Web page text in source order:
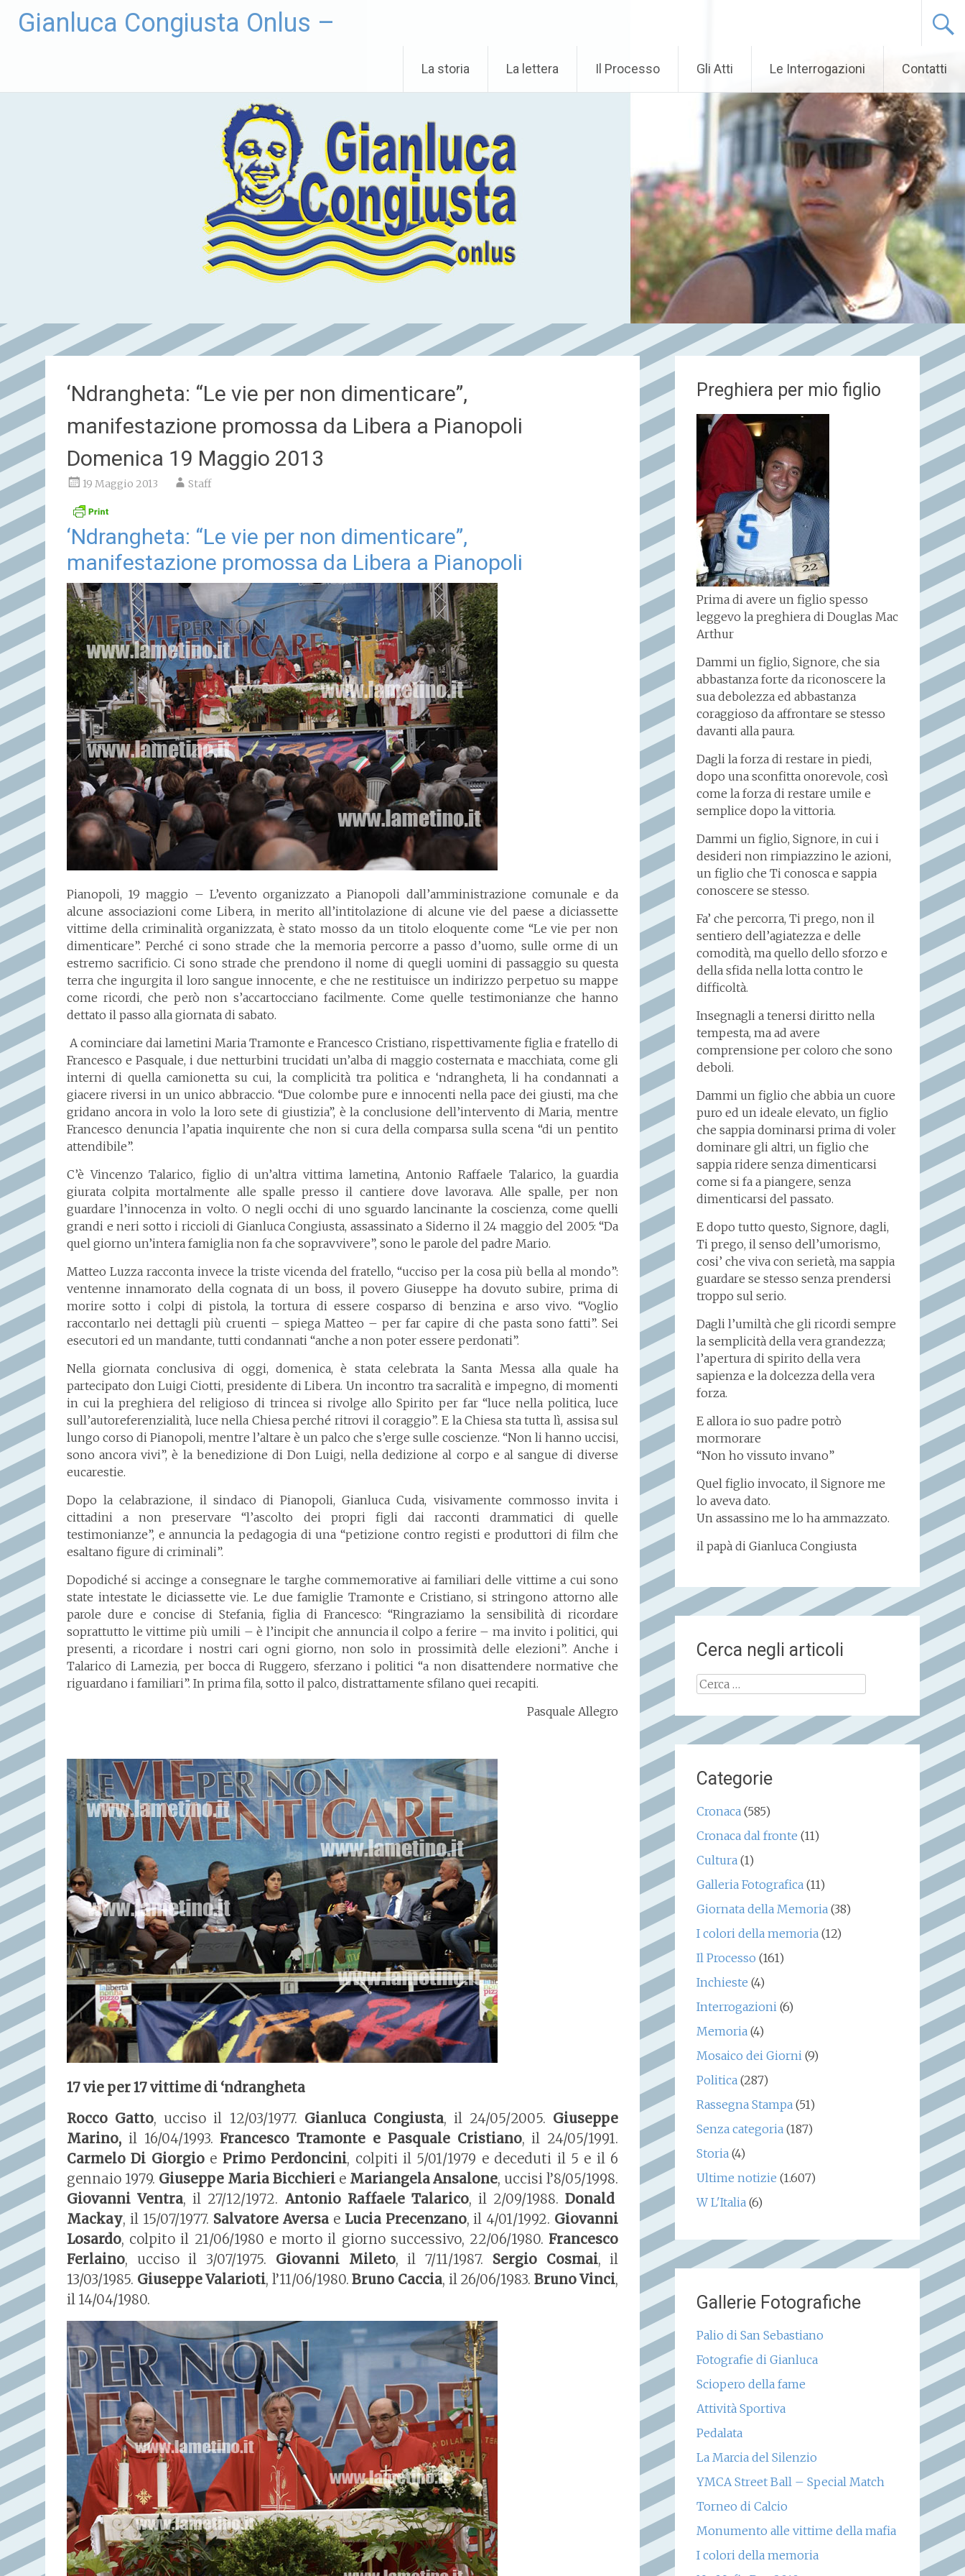
Gianluca Congiusta Onlus –
La storia La lettera Il Processo Gli Atti Le Interrogazioni Contatti
‘Ndrangheta: “Le vie per non dimenticare”,
manifestazione promossa da Libera a Pianopoli
Domenica 19 Maggio 2013
19 Maggio 2013 Staff
‘Ndrangheta: “Le vie per non dimenticare”,
manifestazione promossa da Libera a Pianopoli
Pianopoli, 19 maggio – L’evento organizzato a Pianopoli dall’amministrazione comunale e da
alcune associazioni come Libera, in merito all’intitolazione di alcune vie del paese a diciassette
vittime della criminalità organizzata, è stato mosso da un titolo eloquente come “Le vie per non
dimenticare”. Perché ci sono strade che la memoria percorre a passo d’uomo, sulle orme di un
estremo sacrificio. Ci sono strade che prendono il nome di quegli uomini di passaggio su questa
terra che ingurgita il loro sangue innocente, e che ne restituisce un indirizzo perpetuo su mappe
come ricordi, che però non s’accartocciano facilmente. Come quelle testimonianze che hanno
dettato il passo alla giornata di sabato.
A cominciare dai lametini Maria Tramonte e Francesco Cristiano, rispettivamente figlia e fratello di
Francesco e Pasquale, i due netturbini trucidati un’alba di maggio costernata e macchiata, come gli
interni di quella camionetta su cui, la complicità tra politica e ‘ndrangheta, li ha condannati a
giacere riversi in un unico abbraccio. “Due colombe pure e innocenti nella pace dei giusti, ma che
gridano ancora in volo la loro sete di giustizia”, è la conclusione dell’intervento di Maria, mentre
Francesco denuncia l’apatia inquirente che non si cura della comparsa sulla scena “di un pentito
attendibile”.
C’è Vincenzo Talarico, figlio di un’altra vittima lametina, Antonio Raffaele Talarico, la guardia
giurata colpita mortalmente alle spalle presso il cantiere dove lavorava. Alle spalle, per non
guardare l’innocenza in volto. O negli occhi di uno sguardo lancinante la coscienza, come quelli
grandi e neri sotto i riccioli di Gianluca Congiusta, assassinato a Siderno il 24 maggio del 2005: “Da
quel giorno un’intera famiglia non fa che sopravvivere”, sono le parole del padre Mario.
Matteo Luzza racconta invece la triste vicenda del fratello, “ucciso per la cosa più bella al mondo”:
ventenne innamorato della cognata di un boss, il povero Giuseppe ha dovuto subire, prima di
morire sotto i colpi di pistola, la tortura di essere cosparso di benzina e arso vivo. “Voglio
raccontarlo nei dettagli più cruenti – spiega Matteo – per far capire di che pasta sono fatti”. Sei
esecutori ed un mandante, tutti condannati “anche a non poter essere perdonati”.
Nella giornata conclusiva di oggi, domenica, è stata celebrata la Santa Messa alla quale ha
partecipato don Luigi Ciotti, presidente di Libera. Un incontro tra sacralità e impegno, di momenti
in cui la preghiera del religioso di trincea si rivolge allo Spirito per far “luce nella politica, luce
sull’autoreferenzialità, luce nella Chiesa perché ritrovi il coraggio”. E la Chiesa sta tutta lì, assisa sul
lungo corso di Pianopoli, mentre l’altare è un palco che s’erge sulle coscienze. “Non li hanno uccisi,
sono ancora vivi”, è la benedizione di Don Luigi, nella dedizione al corpo e al sangue di diverse
eucarestie.
Dopo la celabrazione, il sindaco di Pianopoli, Gianluca Cuda, visivamente commosso invita i
cittadini a non preservare “l’ascolto dei propri figli dai racconti drammatici di quelle
testimonianze”, e annuncia la pedagogia di una “petizione contro registi e produttori di film che
esaltano figure di criminali”.
Dopodiché si accinge a consegnare le targhe commemorative ai familiari delle vittime a cui sono
state intestate le diciassette vie. Le due famiglie Tramonte e Cristiano, si stringono attorno alle
parole dure e concise di Stefania, figlia di Francesco: “Ringraziamo la sensibilità di ricordare
soprattutto le vittime più umili – è l’incipit che annuncia il colpo a ferire – ma invito i politici, qui
presenti, a ricordare i nostri cari ogni giorno, non solo in prossimità delle elezioni”. Anche i
Talarico di Lamezia, per bocca di Ruggero, sferzano i politici “a non disattendere normative che
riguardano i familiari”. In prima fila, sotto il palco, distrattamente sfilano quei recapiti.
Pasquale Allegro
17 vie per 17 vittime di ‘ndrangheta
Rocco Gatto, ucciso il 12/03/1977. Gianluca Congiusta, il 24/05/2005. Giuseppe
Marino, il 16/04/1993. Francesco Tramonte e Pasquale Cristiano, il 24/05/1991.
Carmelo Di Giorgioe Primo Perdoncini, colpiti il 5/01/1979 e deceduti il 5 e il 6
gennaio 1979. Giuseppe Maria Bicchieri e Mariangela Ansalone, uccisi l’8/05/1998.
Giovanni Ventra, il 27/12/1972. Antonio Raffaele Talarico, il 2/09/1988.Donald
Mackay, il 15/07/1977. Salvatore Aversae Lucia Precenzano, il 4/01/1992. Giovanni
Losardo, colpito il 21/06/1980 e morto il giorno successivo, 22/06/1980. Francesco
Ferlaino, ucciso il 3/07/1975. Giovanni Mileto, il 7/11/1987. Sergio Cosmai, il
13/03/1985. Giuseppe Valarioti, l’11/06/1980.Bruno Caccia, il 26/06/1983. Bruno Vinci,
il 14/04/1980.
Preghiera per mio figlio
Prima di avere un figlio spesso
leggevo la preghiera di Douglas Mac
Arthur
Dammi un figlio, Signore, che sia
abbastanza forte da riconoscere la
sua debolezza ed abbastanza
coraggioso da affrontare se stesso
davanti alla paura.
Dagli la forza di restare in piedi,
dopo una sconfitta onorevole, così
come la forza di restare umile e
semplice dopo la vittoria.
Dammi un figlio, Signore, in cui i
desideri non rimpiazzino le azioni,
un figlio che Ti conosca e sappia
conoscere se stesso.
Fa’ che percorra, Ti prego, non il
sentiero dell’agiatezza e delle
comodità, ma quello dello sforzo e
della sfida nella lotta contro le
difficoltà.
Insegnagli a tenersi diritto nella
tempesta, ma ad avere
comprensione per coloro che sono
deboli.
Dammi un figlio che abbia un cuore
puro ed un ideale elevato, un figlio
che sappia dominarsi prima di voler
dominare gli altri, un figlio che
sappia ridere senza dimenticarsi
come si fa a piangere, senza
dimenticarsi del passato.
E dopo tutto questo, Signore, dagli,
Ti prego, il senso dell’umorismo,
cosi’ che viva con serietà, ma sappia
guardare se stesso senza prendersi
troppo sul serio.
Dagli l’umiltà che gli ricordi sempre
la semplicità della vera grandezza;
l’apertura di spirito della vera
sapienza e la dolcezza della vera
forza.
E allora io suo padre potrò
mormorare
“Non ho vissuto invano”
Quel figlio invocato, il Signore me
lo aveva dato.
Un assassino me lo ha ammazzato.
il papà di Gianluca Congiusta
Cerca negli articoli
Ricerca
Categorie
Cronaca(585)
Cronaca dal fronte (11)
Cultura(1)
Galleria Fotografica(11)
Giornata della Memoria(38)
I colori della memoria(12)
Il Processo (161)
Inchieste (4)
Interrogazioni(6)
Memoria(4)
Mosaico dei Giorni(9)
Politica(287)
Rassegna Stampa(51)
Senza categoria(187)
Storia(4)
Ultime notizie (1.607)
W L'Italia(6)
Gallerie Fotografiche
Palio di San Sebastiano
Fotografie di Gianluca
Sciopero della fame
Attività Sportiva
Pedalata
La Marcia del Silenzio
YMCA Street Ball – Special Match
Torneo di Calcio
Monumento alle vittime della mafia
I colori della memoria